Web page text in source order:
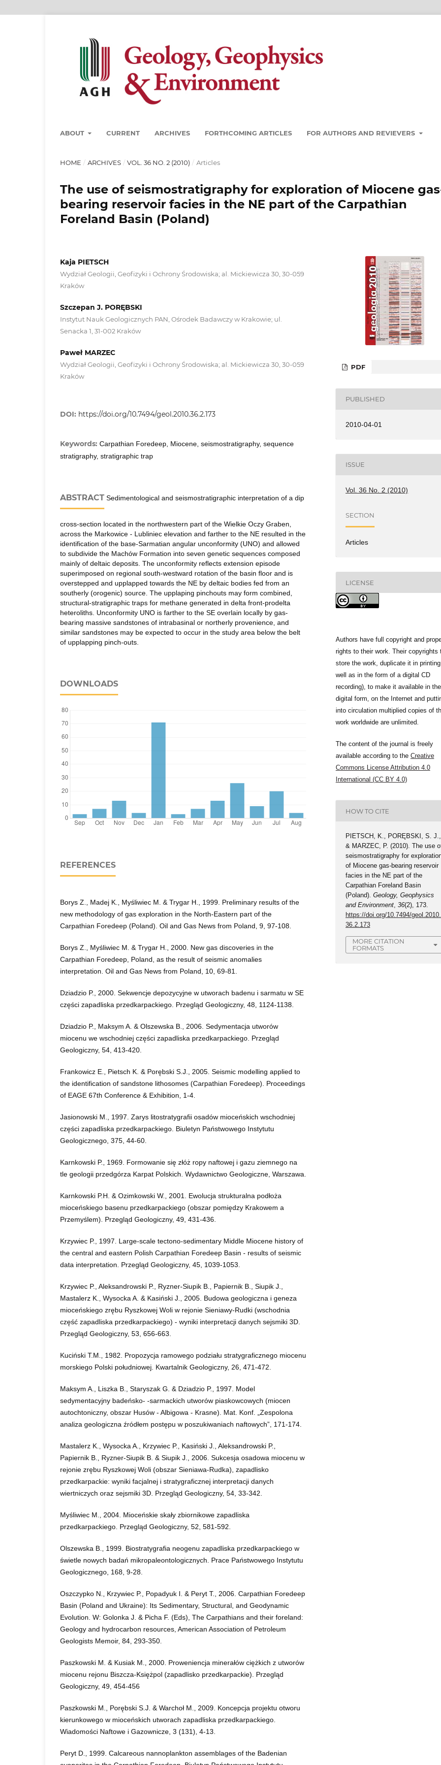
ABOUT CURRENT ARCHIVES FORTHCOMING ARTICLES FOR AUTHORS AND REVIEVERS
HOME / ARCHIVES / VOL. 36 NO. 2 (2010) / Articles
The use of seismostratigraphy for exploration of Miocene
bearing reservoir facies in the NE part of the Carpathian
Foreland Basin (Poland)
Kaja PIETSCH
Wydział Geologii, Geofizyki i Ochrony Środowiska; al. Mickiewicza 30, 30-059
Kraków
Szczepan J. PORĘBSKI
Instytut Nauk Geologicznych PAN, Ośrodek Badawczy w Krakowie; ul.
Senacka 1, 31-002 Kraków
Paweł MARZEC
Wydział Geologii, Geofizyki i Ochrony Środowiska; al. Mickiewicza 30, 30-059
Kraków
DOI: https://doi.org/10.7494/geol.2010.36.2.173
Keywords: Carpathian Foredeep, Miocene, seismostratigraphy, sequence
stratigraphy, stratigraphic trap
ABSTRACT Sedimentological and seismostratigraphic interpretation of a dip
cross-section located in the northwestern part of the Wielkie Oczy Graben,
across the Markowice - Lubliniec elevation and farther to the NE resulted in the
identification of the base-Sarmatian angular unconformity (UNO) and allowed
to subdivide the Machów Formation into seven genetic sequences composed
mainly of deltaic deposits. The unconformity reflects extension episode
superimposed on regional south-westward rotation of the basin floor and is
overstepped and upplapped towards the NE by deltaic bodies fed from an
southerly (orogenic) source. The upplaping pinchouts may form combined,
structural-stratigraphic traps for methane generated in delta front-prodelta
heteroliths. Unconformity UNO is farther to the SE overlain locally by gas-
bearing massive sandstones of intrabasinal or northerly provenience, and
similar sandstones may be expected to occur in the study area below the belt
of upplapping pinch-outs.
DOWNLOADS
REFERENCES
Borys Z., Madej K., Myśliwiec M. & Trygar H., 1999. Preliminary results of the
new methodology of gas exploration in the North-Eastern part of the
Carpathian Foredeep (Poland). Oil and Gas News from Poland, 9, 97-108.
Borys Z., Myśliwiec M. & Trygar H., 2000. New gas discoveries in the
Carpathian Foredeep, Poland, as the result of seismic anomalies
interpretation. Oil and Gas News from Poland, 10, 69-81.
Dziadzio P., 2000. Sekwencje depozycyjne w utworach badenu i sarmatu w SE
części zapadliska przedkarpackiego. Przegląd Geologiczny, 48, 1124-1138.
Dziadzio P., Maksym A. & Olszewska B., 2006. Sedymentacja utworów
miocenu we wschodniej części zapadliska przedkarpackiego. Przegląd
Geologiczny, 54, 413-420.
Frankowicz E., Pietsch K. & Porębski S.J., 2005. Seismic modelling applied to
the identification of sandstone lithosomes (Carpathian Foredeep). Proceedings
of EAGE 67th Conference & Exhibition, 1-4.
Jasionowski M., 1997. Zarys litostratygrafii osadów mioceńskich wschodniej
części zapadliska przedkarpackiego. Biuletyn Państwowego Instytutu
Geologicznego, 375, 44-60.
Karnkowski P., 1969. Formowanie się złóż ropy naftowej i gazu ziemnego na
tle geologii przedgórza Karpat Polskich. Wydawnictwo Geologiczne, Warszawa.
Karnkowski P.H. & Ozimkowski W., 2001. Ewolucja strukturalna podłoża
mioceńskiego basenu przedkarpackiego (obszar pomiędzy Krakowem a
Przemyślem). Przegląd Geologiczny, 49, 431-436.
Krzywiec P., 1997. Large-scale tectono-sedimentary Middle Miocene history of
the central and eastern Polish Carpathian Foredeep Basin - results of seismic
data interpretation. Przegląd Geologiczny, 45, 1039-1053.
Krzywiec P., Aleksandrowski P., Ryzner-Siupik B., Papiernik B., Siupik J.,
Mastalerz K., Wysocka A. & Kasiński J., 2005. Budowa geologiczna i geneza
mioceńskiego zrębu Ryszkowej Woli w rejonie Sieniawy-Rudki (wschodnia
część zapadliska przedkarpackiego) - wyniki interpretacji danych sejsmiki 3D.
Przegląd Geologiczny, 53, 656-663.
Kuciński T.M., 1982. Propozycja ramowego podziału stratygraficznego miocenu
morskiego Polski południowej. Kwartalnik Geologiczny, 26, 471-472.
Maksym A., Liszka B., Staryszak G. & Dziadzio P., 1997. Model
sedymentacyjny badeńsko- -sarmackich utworów piaskowcowych (miocen
autochtoniczny, obszar Husów - Albigowa - Krasne). Mat. Konf. „Zespolona
analiza geologiczna źródłem postępu w poszukiwaniach naftowych”, 171-174.
Mastalerz K., Wysocka A., Krzywiec P., Kasiński J., Aleksandrowski P.,
Papiernik B., Ryzner-Siupik B. & Siupik J., 2006. Sukcesja osadowa miocenu w
rejonie zrębu Ryszkowej Woli (obszar Sieniawa-Rudka), zapadlisko
przedkarpackie: wyniki facjalnej i stratygraficznej interpretacji danych
wiertniczych oraz sejsmiki 3D. Przegląd Geologiczny, 54, 33-342.
Myśliwiec M., 2004. Mioceńskie skały zbiornikowe zapadliska
przedkarpackiego. Przegląd Geologiczny, 52, 581-592.
Olszewska B., 1999. Biostratygrafia neogenu zapadliska przedkarpackiego w
świetle nowych badań mikropaleontologicznych. Prace Państwowego Instytutu
Geologicznego, 168, 9-28.
Oszczypko N., Krzywiec P., Popadyuk I. & Peryt T., 2006. Carpathian Foredeep
Basin (Poland and Ukraine): Its Sedimentary, Structural, and Geodynamic
Evolution. W: Golonka J. & Picha F. (Eds), The Carpathians and their foreland:
Geology and hydrocarbon resources, American Association of Petroleum
Geologists Memoir, 84, 293-350.
Paszkowski M. & Kusiak M., 2000. Proweniencja minerałów ciężkich z utworów
miocenu rejonu Biszcza-Księżpol (zapadlisko przedkarpackie). Przegląd
Geologiczny, 49, 454-456
Paszkowski M., Porębski S.J. & Warchoł M., 2009. Koncepcja projektu otworu
kierunkowego w mioceńskich utworach zapadliska przedkarpackiego.
Wiadomości Naftowe i Gazownicze, 3 (131), 4-13.
Peryt D., 1999. Calcareous nannoplankton assemblages of the Badenian
PDF
PUBLISHED
2010-04-01
ISSUE
Vol. 36 No. 2 (2010)
SECTION
Articles
LICENSE
Authors have full copyright and
rights to their work. Their copyrights
store the work, duplicate it in
well as in the form of a digital CD
recording), to make it available in the
digital form, on the Internet and
into circulation multiplied copies of
work worldwide are unlimited.
The content of the journal is freely
available according to the Creative
Commons License Attribution 4.0
International (CC BY 4.0)
HOW TO CITE
PIETSCH, K., PORĘBSKI, S. J.,
& MARZEC, P. (2010). The use
seismostratigraphy for
of Miocene gas-bearing reservoir
facies in the NE part of the
Carpathian Foreland Basin
(Poland).Geology, Geophysics
and Environment,36(2), 173.
https://doi.org/10.7494/geol.2010.
36.2.173
MORE CITATION
FORMATS